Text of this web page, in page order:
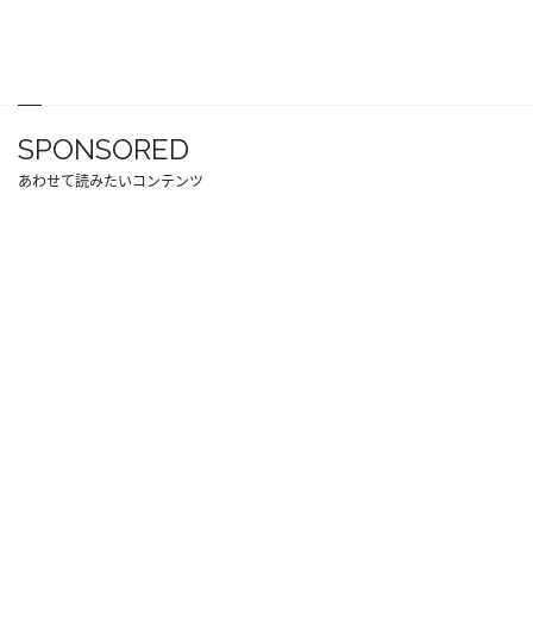
SPONSORED
あわせて読みたいコンテンツ